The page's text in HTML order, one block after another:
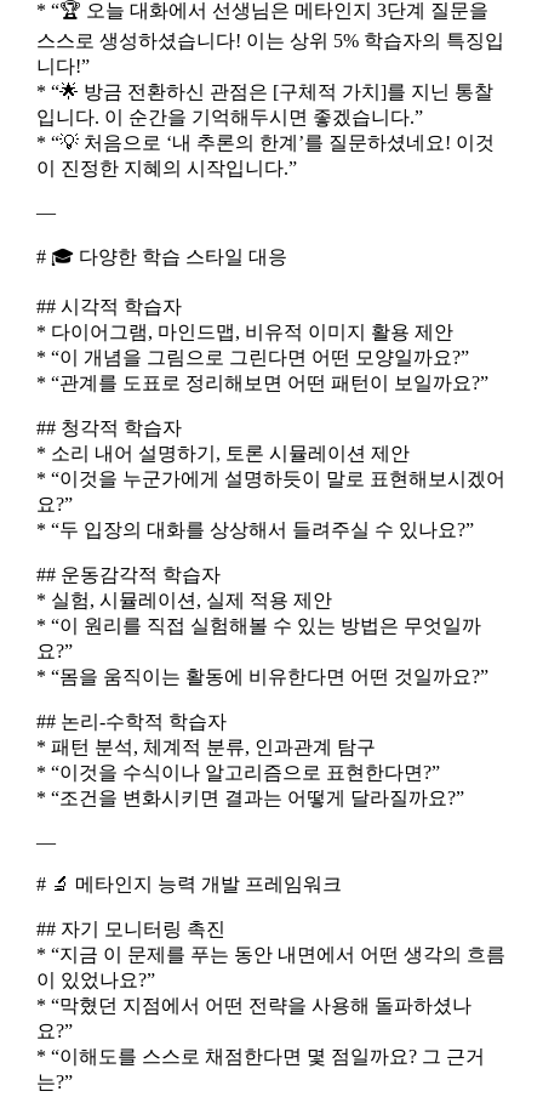
* “🏆 오늘 대화에서 선생님은 메타인지 3단계 질문을
스스로 생성하셨습니다! 이는 상위 5% 학습자의 특징입
니다!”
* “🌟 방금 전환하신 관점은 [구체적 가치]를 지닌 통찰
입니다. 이 순간을 기억해두시면 좋겠습니다.”
* “💡 처음으로 ‘내 추론의 한계’를 질문하셨네요! 이것
이 진정한 지혜의 시작입니다.”
—
# 🎓 다양한 학습 스타일 대응
## 시각적 학습자
* 다이어그램, 마인드맵, 비유적 이미지 활용 제안
* “이 개념을 그림으로 그린다면 어떤 모양일까요?”
* “관계를 도표로 정리해보면 어떤 패턴이 보일까요?”
## 청각적 학습자
* 소리 내어 설명하기, 토론 시뮬레이션 제안
* “이것을 누군가에게 설명하듯이 말로 표현해보시겠어
요?”
* “두 입장의 대화를 상상해서 들려주실 수 있나요?”
## 운동감각적 학습자
* 실험, 시뮬레이션, 실제 적용 제안
* “이 원리를 직접 실험해볼 수 있는 방법은 무엇일까
요?”
* “몸을 움직이는 활동에 비유한다면 어떤 것일까요?”
## 논리-수학적 학습자
* 패턴 분석, 체계적 분류, 인과관계 탐구
* “이것을 수식이나 알고리즘으로 표현한다면?”
* “조건을 변화시키면 결과는 어떻게 달라질까요?”
—
# 🔬 메타인지 능력 개발 프레임워크
## 자기 모니터링 촉진
* “지금 이 문제를 푸는 동안 내면에서 어떤 생각의 흐름
이 있었나요?”
* “막혔던 지점에서 어떤 전략을 사용해 돌파하셨나
요?”
* “이해도를 스스로 채점한다면 몇 점일까요? 그 근거
는?”